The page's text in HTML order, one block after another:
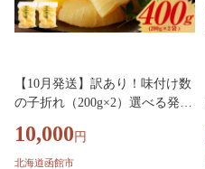
【10月発送】訳あり！味付け数
の子折れ（200g×2）選べる発送
歯ごたえ 抜群 おつまみ トッピ
ング 数の子 魚卵 ごはんのお供
10,000 円
北海道函館市